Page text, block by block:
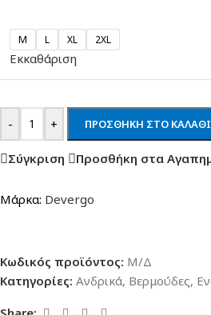
M L XL 2XL
Εκκαθάριση
- + ΠΡΟΣΘΉΚΗ ΣΤΟ ΚΑΛΆΘΙ
Σύγκριση Προσθήκη στα
Μάρκα: Devergo
Κωδικός προϊόντος: Μ/Δ
Κατηγορίες: Ανδρικά, Βερμούδες,